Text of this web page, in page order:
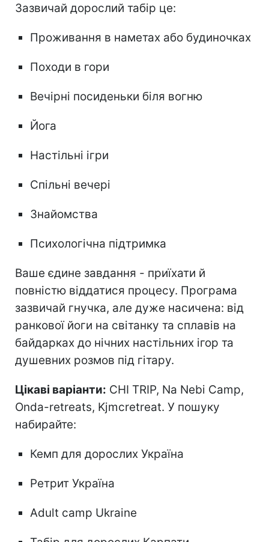
Зазвичай дорослий табір це:
Проживання в наметах або будиночках
Походи в гори
Вечірні посиденьки біля вогню
Йога
Настільні ігри
Спільні вечері
Знайомства
Психологічна підтримка
Ваше єдине завдання - приїхати й
повністю віддатися процесу. Програма
зазвичай гнучка, але дуже насичена: від
ранкової йоги на світанку та сплавів на
байдарках до нічних настільних ігор та
душевних розмов під гітару.
Цікаві варіанти: CHI TRIP, Na Nebi Camp,
Onda-retreats, Kjmcretreat. У пошуку
набирайте:
Кемп для дорослих Україна
Ретрит Україна
Adult camp Ukraine